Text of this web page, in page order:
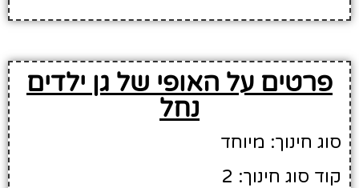
פרטים על האופי של גן ילדים
נחל
סוג חינוך: מיוחד
קוד סוג חינוך: 2